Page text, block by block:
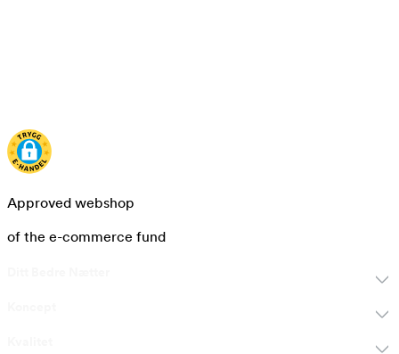
Approved webshop
of the e-commerce fund